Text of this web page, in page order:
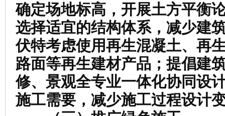
确定场地标高，开展土方平衡
选择适宜的结构体系，减少建
伏特考虑使用再生混凝土、再
路面等再生建材产品；提倡建
修、景观全专业一体化协同设
施工需要，减少施工过程设计